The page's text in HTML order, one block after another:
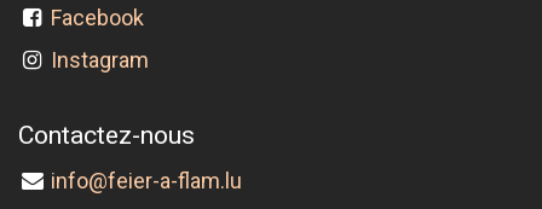
Facebook
Instagram
Contactez-nous
info@feier-a-flam.lu